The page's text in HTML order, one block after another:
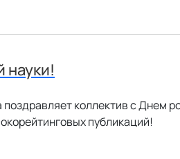
науки!
коллектив с Днем
публикаций!